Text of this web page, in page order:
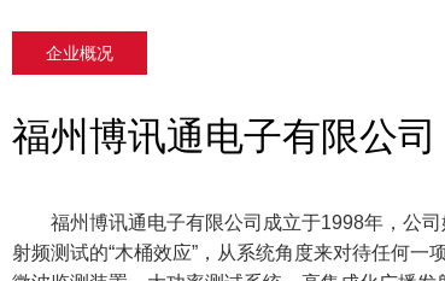
企业概况
福州博讯通电子有限公司
福州博讯通电子有限公司成立于1998年，公
射频测试的“木桶效应” ，从系统角度来对待任何一